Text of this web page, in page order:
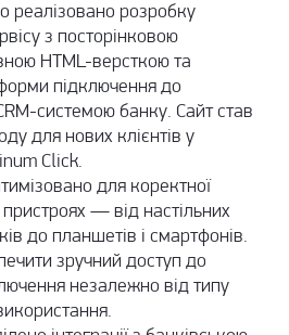
реалізовано розробку
з посторінковою
HTML-версткою та
підключення до
системою банку. Сайт став
для нових клієнтів у
Click.
для коректної
— від настільних
до планшетів і смартфонів.
зручний доступ до
незалежно від типу